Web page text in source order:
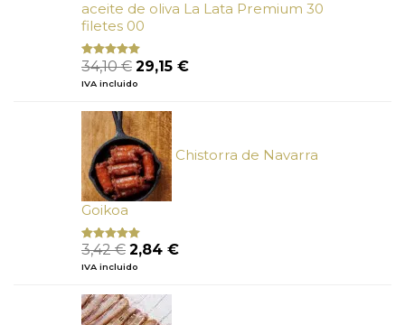
aceite de oliva La Lata Premium 30
filetes 00
Valorado
con
de 5
34,10€ El
precio
era:
34,10 €.
29,15 €El
IVA incluido
Chistorra de Navarra
Goikoa
Valorado
con
de 5
3,42€ El
precio
era:
3,42 €.
2,84 €El
IVA incluido